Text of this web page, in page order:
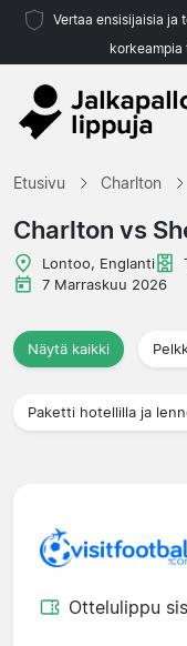
Vertaa ensisijaisia ja
korkeampia
Etusivu Charlton
Charlton vs
Lontoo, Englanti
7 Marraskuu 2026
Näytä kaikki
Paketti hotellilla ja
Ottelulippu